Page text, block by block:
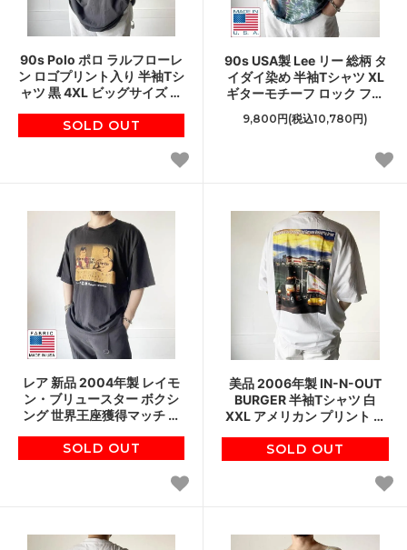
90s Polo ポロ ラルフローレ
ン ロゴプリント入り 半袖Tシ
ャツ 黒 4XL ビッグサイズ ビ
ズ D144
SOLD OUT
90s USA製 Lee リー 総柄 タ
イダイ染め 半袖Tシャツ XL
ギターモチーフ ロック フェ
ス 90年代 アメリカ製 ビンテ
ージ D148
9,800円(税込10,780円)
レア 新品 2004年製 レイモ
ン・ブリュースター ボクシ
ング 世界王座獲得マッチ 半
ック D148
SOLD OUT
美品 2006年製 IN-N-OUT
BURGER 半袖Tシャツ 白
XXL アメリカン プリント イ
ンバーガー D147
SOLD OUT